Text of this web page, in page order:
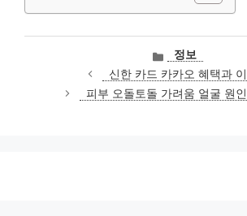
카
테
고
리
정보
신한 카드 카카오 혜택과
피부 오돌토돌 가려움 얼굴 원